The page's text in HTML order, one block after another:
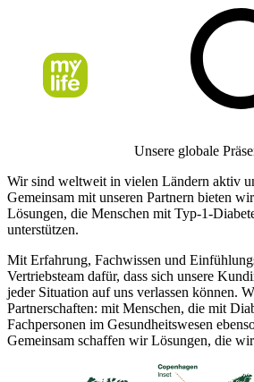
Unsere globale
Wir sind weltweit in vielen Ländern aktiv
Gemeinsam mit unseren Partnern bieten
Lösungen, die Menschen mit Typ-1-
unterstützen.
Mit Erfahrung, Fachwissen und
Vertriebsteam dafür, dass sich unsere
jeder Situation auf uns verlassen können.
Partnerschaften: mit Menschen, die mit
Fachpersonen im Gesundheitswesen
Gemeinsam schaffen wir Lösungen, die